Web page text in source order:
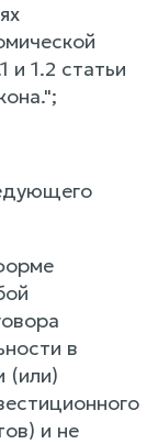
и 1.2 статьи
в
(или)
и не